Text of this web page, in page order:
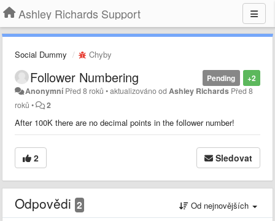
Ashley Richards Support
Social Dummy Chyby
+2
Pending
Follower Numbering
AnonymníPřed 8 roků•aktualizováno odAshley Richards Před 8
roků • 2
After 100K there are no decimal points in the follower number!
2 Sledovat
Odpovědi 2 Od nejnovějších